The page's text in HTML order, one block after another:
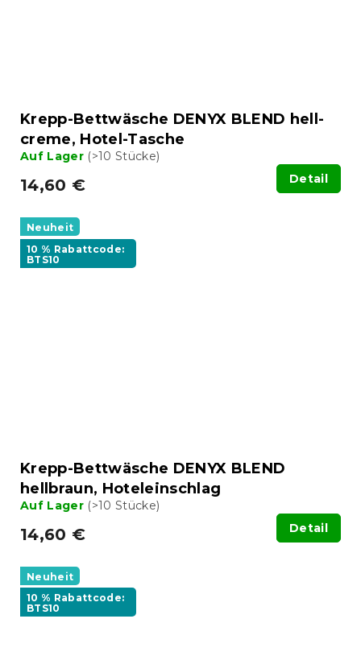
Krepp-Bettwäsche DENYX BLEND hell-
creme, Hotel-Tasche
Auf Lager (>10 Stücke)
14,60 € Detail
Neuheit
10 % Rabattcode:
BTS10
Krepp-Bettwäsche DENYX BLEND
hellbraun, Hoteleinschlag
Auf Lager (>10 Stücke)
14,60 € Detail
Neuheit
10 % Rabattcode:
BTS10